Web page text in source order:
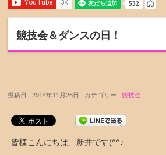
競技会＆ダンスの日！
投稿日 : 2014年11月26日 | カテゴリー :競技会
皆様こんにちは、新井です(^^♪